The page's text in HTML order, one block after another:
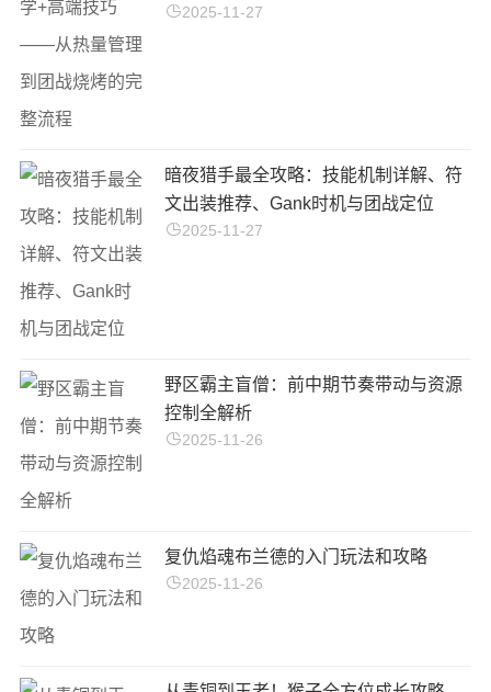
2025-11-27
暗夜猎手最全攻略：技能机制详解、符
文出装推荐、Gank时机与团战定位
2025-11-27
野区霸主盲僧：前中期节奏带动与资源
控制全解析
2025-11-26
复仇焰魂布兰德的入门玩法和攻略
2025-11-26